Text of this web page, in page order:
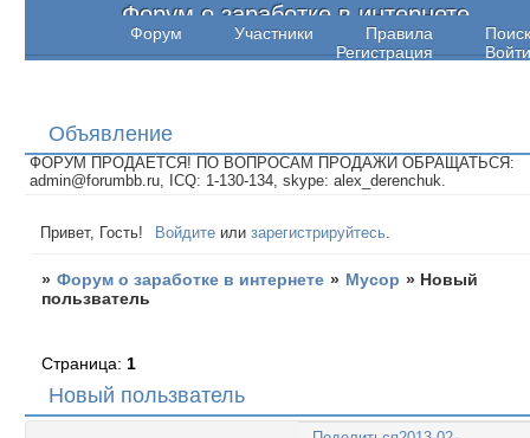
Форум о заработке в интернете
Форум Участники Правила
Поиск
Регистрация
Войти
Объявление
ФОРУМ ПРОДАЕТСЯ! ПО ВОПРОСАМ ПРОДАЖИ ОБРАЩАТЬСЯ:
admin@forumbb.ru, ICQ: 1-130-134, skype: alex_derenchuk.
Привет, Гость! Войдите илизарегистрируйтесь
» Форум о заработке в интернете » Мусор » Новый
пользватель
Новый пользватель
Страница: 1